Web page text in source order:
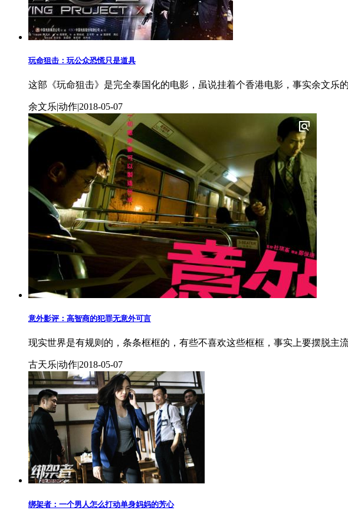
玩命狙击：玩公众恐慌只是道具
这部《玩命狙击》是完全泰国化的电影，虽说挂着个香港电影，事实余文乐
余文乐|动作|2018-05-07
意外影评：高智商的犯罪无意外可言
现实世界是有规则的，条条框框的，有些不喜欢这些框框，事实上要摆脱主
古天乐|动作|2018-05-07
绑架者：一个男人怎么打动单身妈妈的芳心